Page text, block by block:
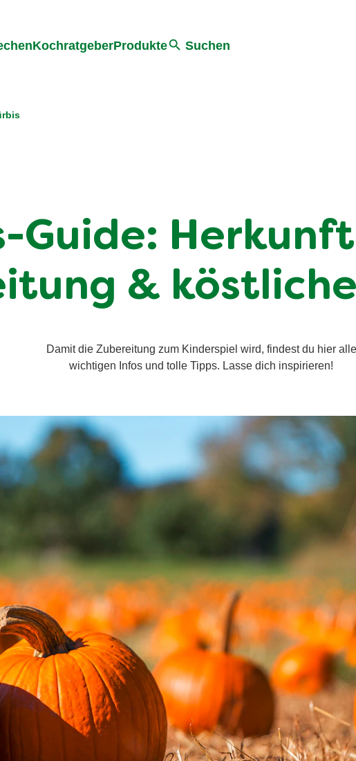
KochratgeberProdukte Suchen
Guide:
&
Damit die Zubereitung zum Kinderspiel wird, findest du hier alle
wichtigen Infos und tolle Tipps. Lasse dich inspirieren!